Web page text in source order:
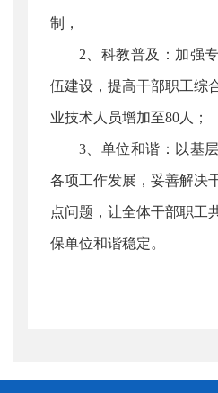
制，
2、科教普及：加强
伍建设，提高干部职工综
业技术人员增加至80人；
3、单位和谐：以基
各项工作发展，妥善解决
点问题，让全体干部职工
保单位和谐稳定。